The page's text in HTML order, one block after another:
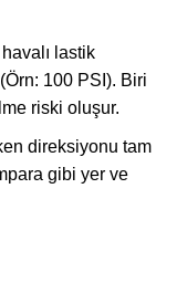
lastik
100 PSI). Biri
riski oluşur.
direksiyonu tam
gibi yer ve